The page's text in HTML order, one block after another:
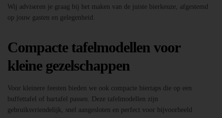
Wij adviseren je graag bij het maken van de juiste bierkeuze, afgestemd
op jouw gasten en gelegenheid.
Compacte tafelmodellen voor
kleine gezelschappen
Voor kleinere feesten bieden we ook compacte biertaps die op een
buffettafel of bartafel passen. Deze tafelmodellen zijn
gebruiksvriendelijk, snel aangesloten en perfect voor bijvoorbeeld